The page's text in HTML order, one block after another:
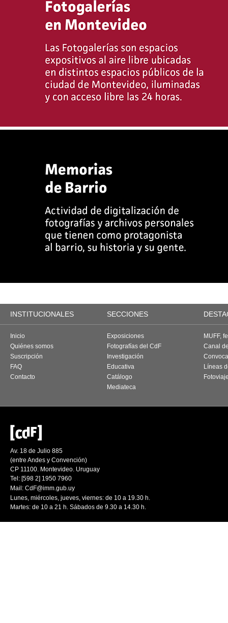
INSTITUCIONALES SECCIONES
Inicio
Quiénes somos
Suscripción
FAQ
Contacto
Exposiciones
Fotografías del CdF
Investigación
Educativa
Catálogo
Mediateca
MUFF,
Canal
Líneas
Av. 18 de Julio 885
(entre Andes y Convención)
CP 11100. Montevideo. Uruguay
Tel: [598 2] 1950 7960
Mail: CdF@imm.gub.uy
Lunes, miércoles, jueves, viernes: de 10 a 19.30 h.
Martes: de 10 a 21 h. Sábados de 9.30 a 14.30 h.